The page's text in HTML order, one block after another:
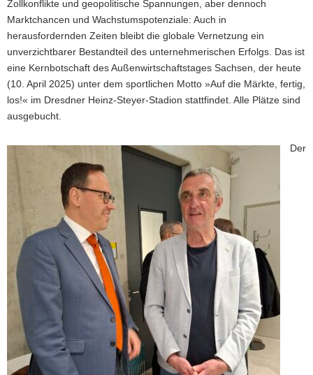
Zollkonflikte und geopolitische Spannungen, aber dennoch
Marktchancen und Wachstumspotenziale: Auch in
herausfordernden Zeiten bleibt die globale Vernetzung ein
unverzichtbarer Bestandteil des unternehmerischen Erfolgs. Das ist
eine Kernbotschaft des Außenwirtschaftstages Sachsen, der heute
(10. April 2025) unter dem sportlichen Motto »Auf die Märkte, fertig,
los!« im Dresdner Heinz-Steyer-Stadion stattfindet. Alle Plätze sind
ausgebucht.
Der